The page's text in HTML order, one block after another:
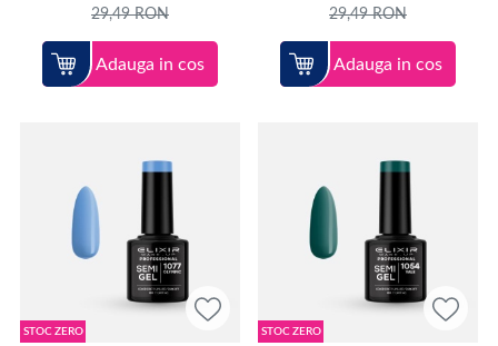
29,49RON
Adauga in cos
29,49RON
Adauga in cos
STOC ZERO STOC ZERO